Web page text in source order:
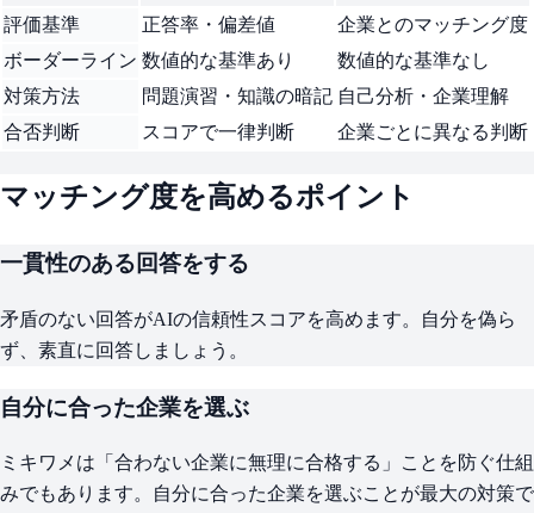
評価基準
正答率・偏差値
企業とのマッチング度
ボーダーライン 数値的な基準あり
数値的な基準なし
対策方法
問題演習・知識の暗記 自己分析・企業理解
合否判断
スコアで一律判断 企業ごとに異なる判断
マッチング度を高めるポイント
一貫性のある回答をする
矛盾のない回答がAIの信頼性スコアを高めます。自分を偽ら
ず、素直に回答しましょう。
自分に合った企業を選ぶ
ミキワメは「合わない企業に無理に合格する」ことを防ぐ仕組
みでもあります。自分に合った企業を選ぶことが最大の対策で